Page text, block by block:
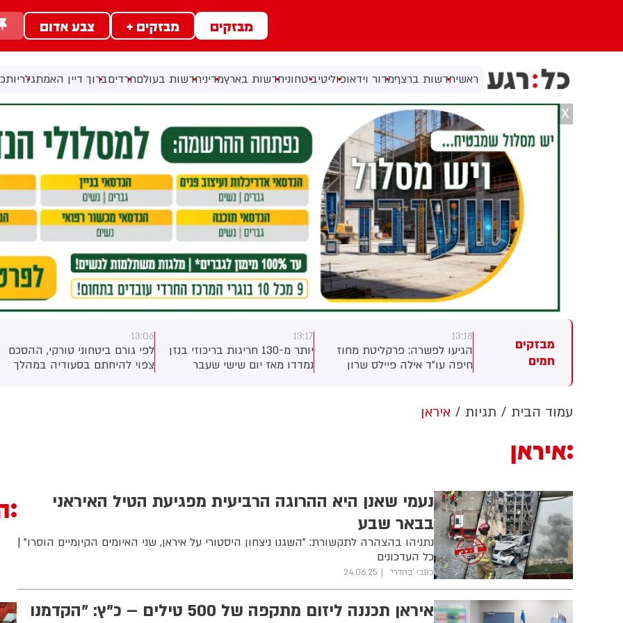
מבזקים מבזקים + צבע אדום
ראשיחדשות ברצףמדור וידאופוליטיביטחוניחדשות בארץמדיניחדשות בעולםחרדיםברוך דיין האמתגלריות
X
מבזקים
חמים
אישה כבת 50 נפצעה בינוני
מסולם במהלך עבודתה
דרך הרכבת באשדוד.
ופינו אותה לבית החולים
13:18
הגיעו לפשרה: פרקליטת מחוז
חיפה עו״ד אילה פיילס שרון
ותקבל 1.1 מיליון שקלים.
13:17
יותר מ-130 חריגות בריכוזי בנזן
נמדדו מאז יום שישי שעבר
13:06
לפי גורם ביטחוני טורקי, ההסכם
צפוי להיחתם בסעודיה במהלך
עמוד הבית תגיות איראן
איראן
נעמי שאנן היא ההרוגה הרביעית מפגיעת הטיל האיראני
בבאר שבע
נתניהו בהצהרה לתקשורת: "השגנו ניצחון היסטורי על איראן, שני האיומים הקיומיים הוסרו" |
כל העדכונים
כתבי 'בחדרי' 24.06.25
איראן תכננה ליזום מתקפה של 500 טילים – כ"ץ: "הקדמנו